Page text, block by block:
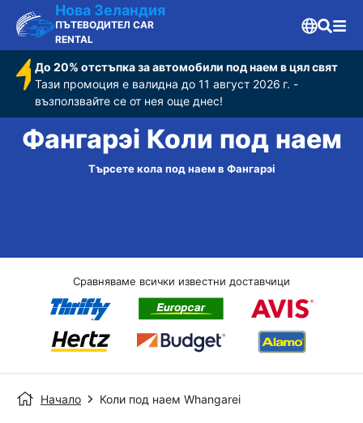
Нова Зеландия
ПЪТЕВОДИТЕЛ CAR
RENTAL
До 20% отстъпка за автомобили под наем в цял свят
Тази промоция е валидна до 11 август 2026 г. -
възползвайте се от нея още днес!
Фангарэі Коли под наем
Търсете кола под наем в Фангарэі
Сравняваме всички известни доставчици
Начало Коли под наем Whangarei